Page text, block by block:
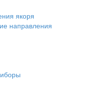
якоря
направления